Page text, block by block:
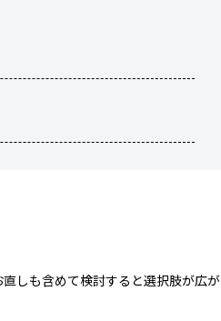
しも含めて検討すると選択肢が広が